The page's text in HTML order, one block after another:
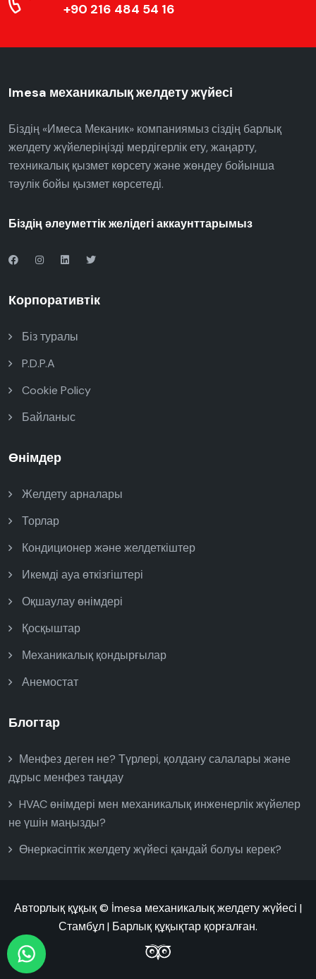
+90 216 484 54 16
Imesa механикалық желдету жүйесі
Біздің «Имеса Меканик» компаниямыз сіздің барлық
желдету жүйелеріңізді мердігерлік ету, жаңарту,
техникалық қызмет көрсету және жөндеу бойынша
тәулік бойы қызмет көрсетеді.
Біздің әлеуметтік желідегі аккаунттарымыз
Корпоративтік
Біз туралы
P.D.P.A
Cookie Policy
Байланыс
Өнімдер
Желдету арналары
Торлар
Кондиционер және желдеткіштер
Икемді ауа өткізгіштері
Оқшаулау өнімдері
Қосқыштар
Механикалық қондырғылар
Анемостат
Блогтар
Менфез деген не? Түрлері, қолдану салалары және
дұрыс менфез таңдау
HVAC өнімдері мен механикалық инженерлік жүйелер
не үшін маңызды?
Өнеркәсіптік желдету жүйесі қандай болуы керек?
Авторлық құқық © İmesa механикалық желдету жүйесі |
Стамбұл | Барлық құқықтар қорғалған.